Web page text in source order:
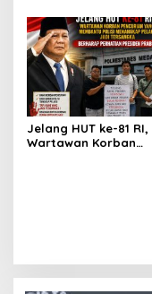
Setelah Membantu
Menangkap Maling
Atensi Ketua Komisi
RI Bapak
Jelang HUT ke-81 RI,
Wartawan Korban